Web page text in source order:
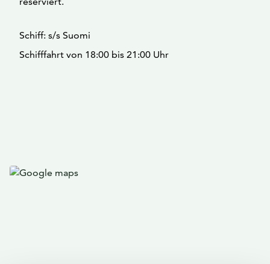
Schiff: s/s Suomi
Schifffahrt von 18:00 bis 21:00 Uhr